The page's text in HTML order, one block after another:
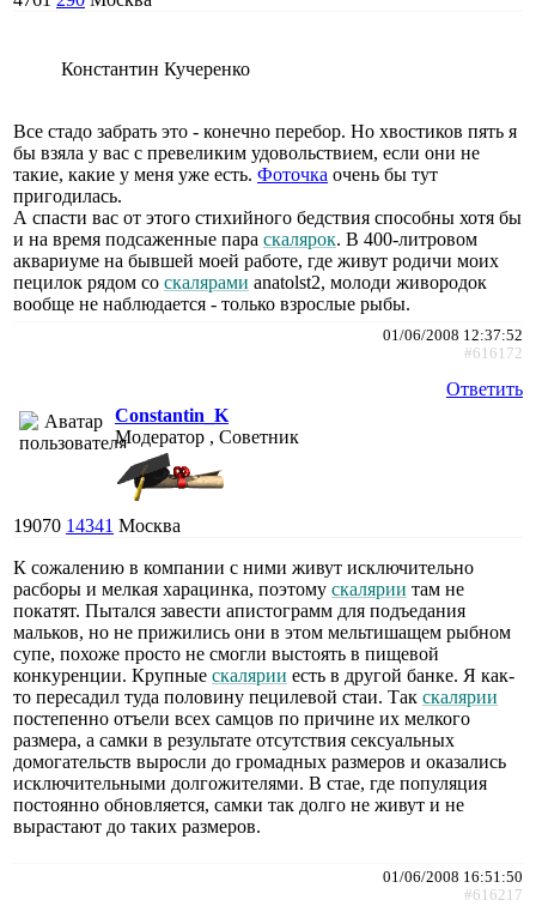
Константин Кучеренко
Все стадо забрать это - конечно перебор. Но хвостиков пять я
бы взяла у вас с превеликим удовольствием, если они не
такие, какие у меня уже есть. Фоточка очень бы тут
пригодилась.
А спасти вас от этого стихийного бедствия способны хотя бы
и на время подсаженные пара скалярок. В 400-литровом
аквариуме на бывшей моей работе, где живут родичи моих
пецилок рядом со скалярами anatolst2, молоди живородок
вообще не наблюдается - только взрослые рыбы.
01/06/2008 12:37:52
#616172
Ответить
Constantin_K
Модератор , Советник
19070 14341 Москва
К сожалению в компании с ними живут исключительно
расборы и мелкая харацинка, поэтому скалярии там не
покатят. Пытался завести апистограмм для подъедания
мальков, но не прижились они в этом мельтишащем рыбном
супе, похоже просто не смогли выстоять в пищевой
конкуренции. Крупные скалярии есть в другой банке. Я как-
то пересадил туда половину пецилевой стаи. Так скалярии
постепенно отъели всех самцов по причине их мелкого
размера, а самки в результате отсутствия сексуальных
домогательств выросли до громадных размеров и оказались
исключительными долгожителями. В стае, где популяция
постоянно обновляется, самки так долго не живут и не
вырастают до таких размеров.
01/06/2008 16:51:50
#616217